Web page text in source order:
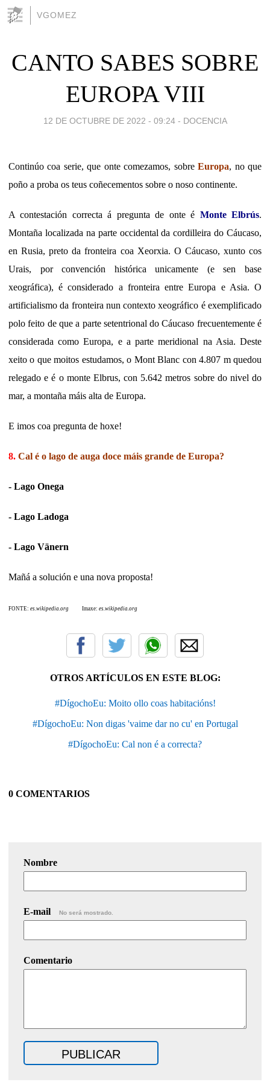
VGOMEZ
CANTO SABES SOBRE
EUROPA VIII
12 DE OCTUBRE DE 2022 - 09:24 - DOCENCIA
Continúo coa serie, que onte comezamos, sobreEuropa, no que
poño a proba os teus coñecementos sobre o noso continente.
A contestación correcta á pregunta de onte é Monte Elbrús.
Montaña localizada na parte occidental da cordilleira do Cáucaso,
en Rusia, preto da fronteira coa Xeorxia. O Cáucaso, xunto cos
Urais, por convención histórica unicamente (e sen base
xeográfica), é considerado a fronteira entre Europa e Asia. O
artificialismo da fronteira nun contexto xeográfico é exemplificado
polo feito de que a parte setentrional do Cáucaso frecuentemente é
considerada como Europa, e a parte meridional na Asia. Deste
xeito o que moitos estudamos, o Mont Blanc con 4.807 m quedou
relegado e é o monte Elbrus, con 5.642 metros sobre do nivel do
mar, a montaña máis alta de Europa.
E imos coa pregunta de hoxe!
8. Cal é o lago de auga doce máis grande de Europa?
- Lago Onega
- Lago Ladoga
- Lago Vänern
Mañá a solución e una nova proposta!
FONTE: es.wikipedia.org Imaxe: es.wikipedia.org
OTROS ARTÍCULOS EN ESTE BLOG:
#DígochoEu: Moito ollo coas habitacións!
#DígochoEu: Non digas 'vaime dar no cu' en Portugal
#DígochoEu: Cal non é a correcta?
0 COMENTARIOS
Nombre
E-mail No será mostrado.
Comentario